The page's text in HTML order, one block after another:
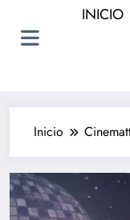
INICIO
Inicio